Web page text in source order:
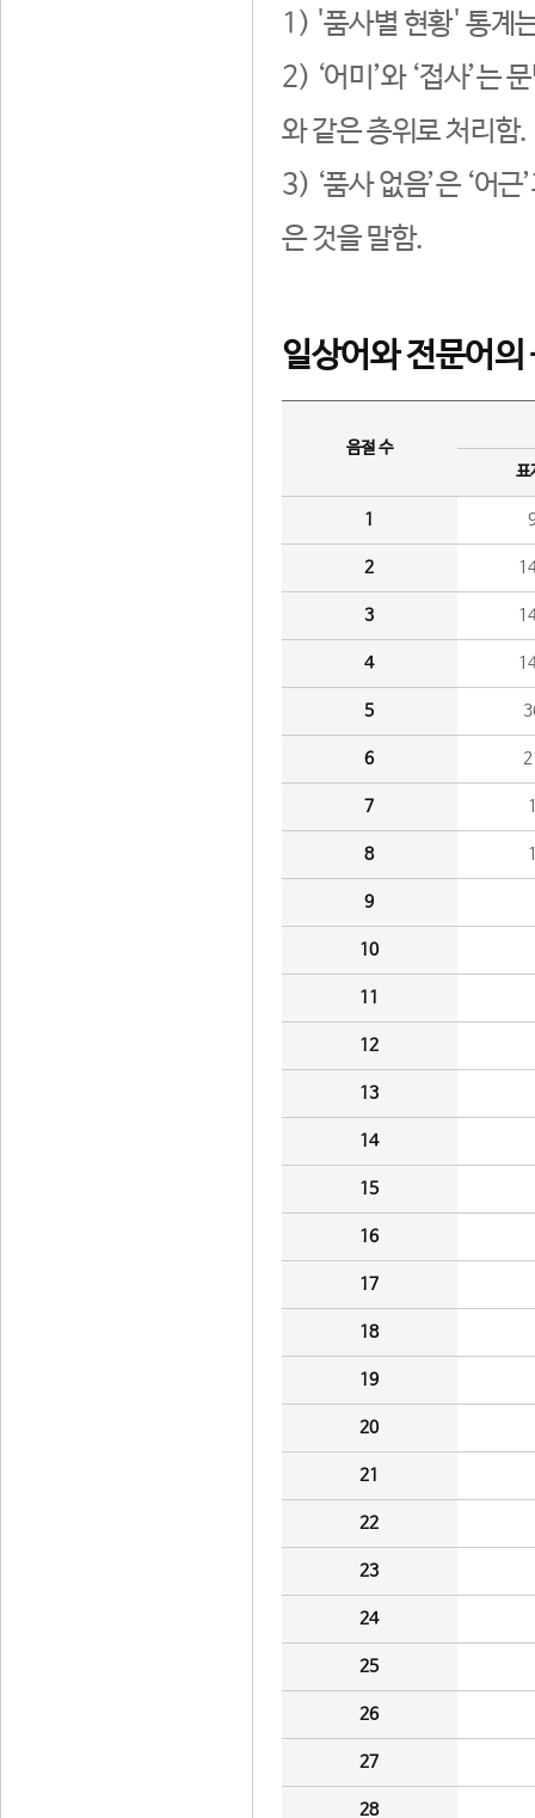
1) '품사별 현황' 통계
2) ‘어미’와 ‘접사’는
와 같은 층위로 처리함.
3) ‘품사 없음’은 ‘어
은 것을 말함.
일상어와 전문어의
음절 수
표
1
2
3
4
5
6
7
8
9
10
11
12
13
14
15
16
17
18
19
20
21
22
23
24
25
26
27
28